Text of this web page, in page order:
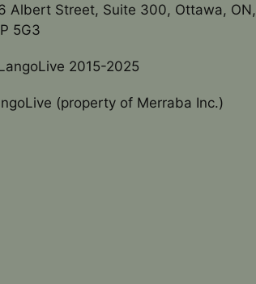
Albert Street, Suite 300, Ottawa, ON,
5G3
2015-2025
(property of Merraba Inc.)